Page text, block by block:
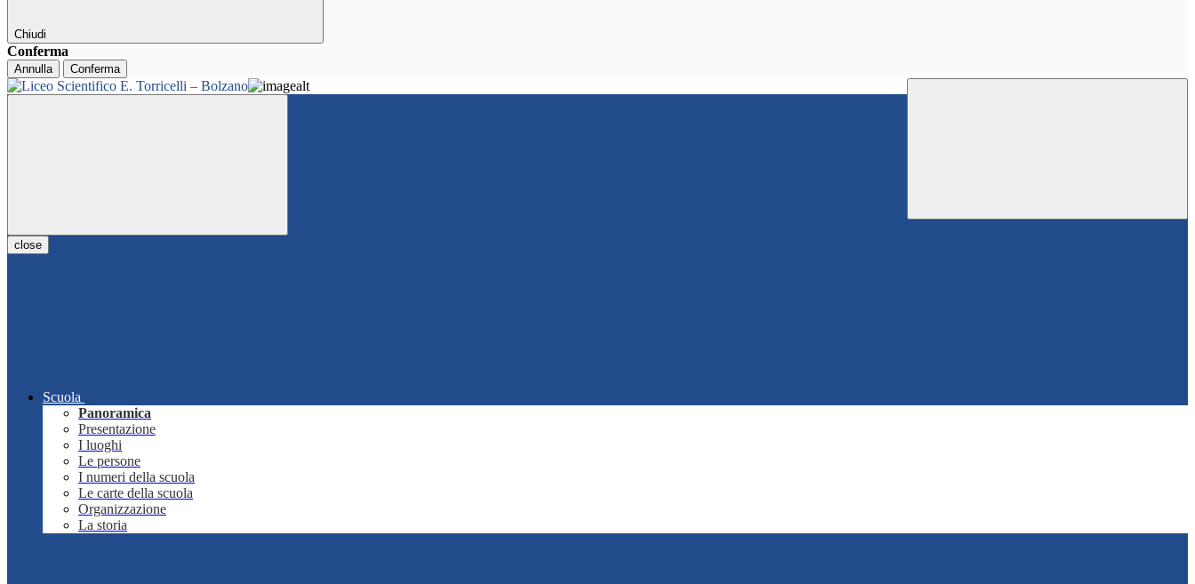
Chiudi
Conferma
Annulla Conferma
close
Scuola
Panoramica
Presentazione
I luoghi
Le persone
I numeri della scuola
Le carte della scuola
Organizzazione
La storia